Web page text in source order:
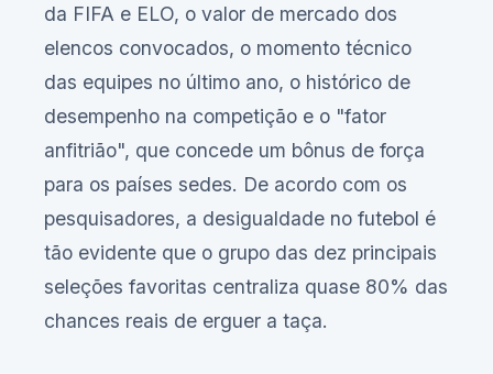
da FIFA e ELO, o valor de mercado dos
elencos convocados, o momento técnico
das equipes no último ano, o histórico de
desempenho na competição e o "fator
anfitrião", que concede um bônus de força
para os países sedes. De acordo com os
pesquisadores, a desigualdade no futebol é
tão evidente que o grupo das dez principais
seleções favoritas centraliza quase 80% das
chances reais de erguer a taça.